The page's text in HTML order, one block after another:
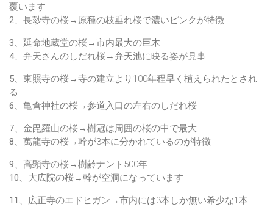
覆います
2、長玅寺の桜→ 原種の枝垂れ桜で濃いピンクが特徴
3、延命地蔵堂の桜→市内最大の巨木
4、弁天さんのしだれ桜→弁天池に映る姿が見事
5、東照寺の桜→寺の建立より100年程早く植えられたとされ
る
6、亀倉神社の桜→参道入口の左右のしだれ桜
7、金毘羅山の桜→樹冠は周囲の桜の中で最大
8、萬龍寺の桜→幹が3本に分かれているのが特徴
9、高顕寺の桜→樹齢ナント500年
10、大広院の桜→幹が空洞になっています
11、広正寺のエドヒガン→市内には3本しか無い希少な1本